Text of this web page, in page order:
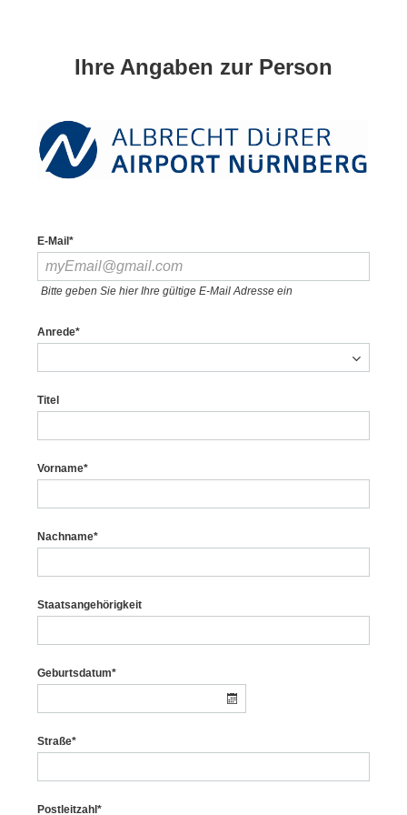
Ihre Angaben zur Person
E-Mail*
Bitte geben Sie hier Ihre gültige E-Mail Adresse ein
Anrede*
Titel
Vorname*
Nachname*
Staatsangehörigkeit
Geburtsdatum*
Straße*
Postleitzahl*